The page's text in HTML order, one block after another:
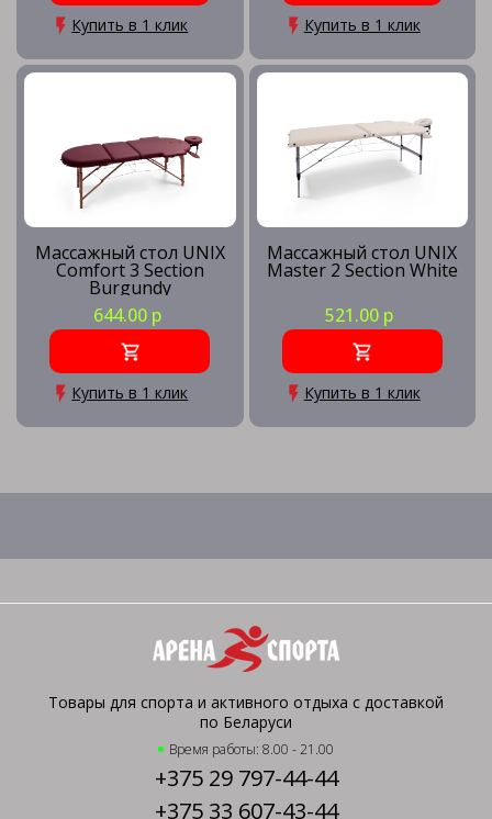
Купить в 1 клик Купить в 1 клик
Массажный стол UNIX
Comfort 3 Section
Burgundy
644.00 р
Купить в 1 клик
Массажный стол UNIX
Master 2 Section White
521.00 р
Купить в 1 клик
Товары для спорта и активного отдыха с доставкой
по Беларуси
Время работы: 8.00 - 21.00
+375 29 797-44-44
+375 33 607-43-44